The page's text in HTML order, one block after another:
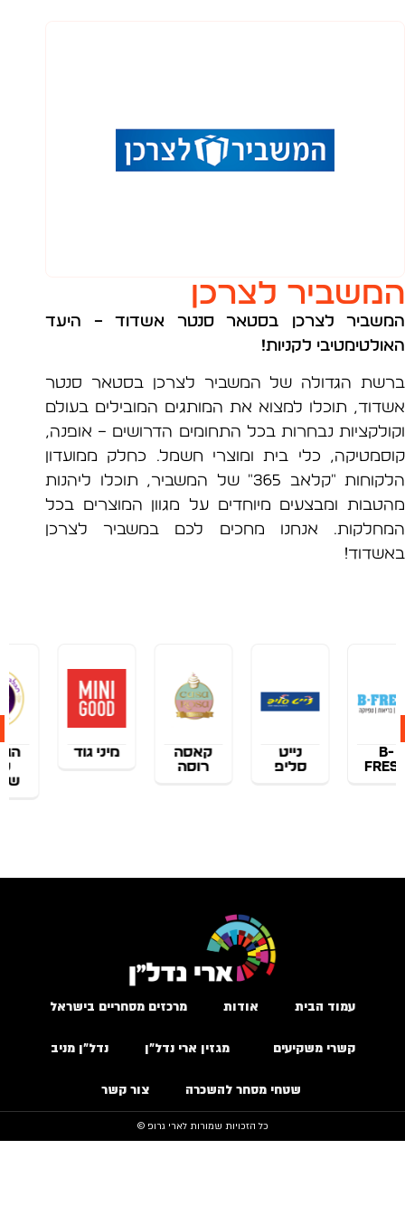
לצרכן
לצרכן בסטאר סנטר אשדוד
– היעד
לקניות!
הגדולה של המשביר לצרכן בסטאר סנטר
תוכלו למצוא את המותגים המובילים בעולם
נבחרות בכל התחומים הדרושים – אופנה,
כלי בית ומוצרי חשמל. כחלק ממועדון
הלקוחות "קלאב 365" של המשביר, תוכלו ליהנות
ומבצעים מיוחדים על מגוון המוצרים בכל
אנחנו מחכים לכם במשביר לצרכן
סליפ
קאסה
רוסה
מיני גוד
הגלגל
שרדר
עמוד הבית אודות מרכזים מסחריים בישראל
קשרי משקיעים מגזין ארי נדל״ן נדל״ן מניב
שטחי מסחר להשכרה צור קשר
כל הזכויות שמורות לארי גרופ ©